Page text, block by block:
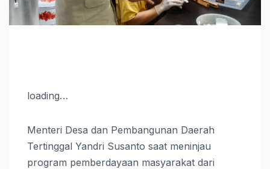
loading…
Menteri Desa dan Pembangunan Daerah
Tertinggal Yandri Susanto saat meninjau
program pemberdayaan masyarakat dari